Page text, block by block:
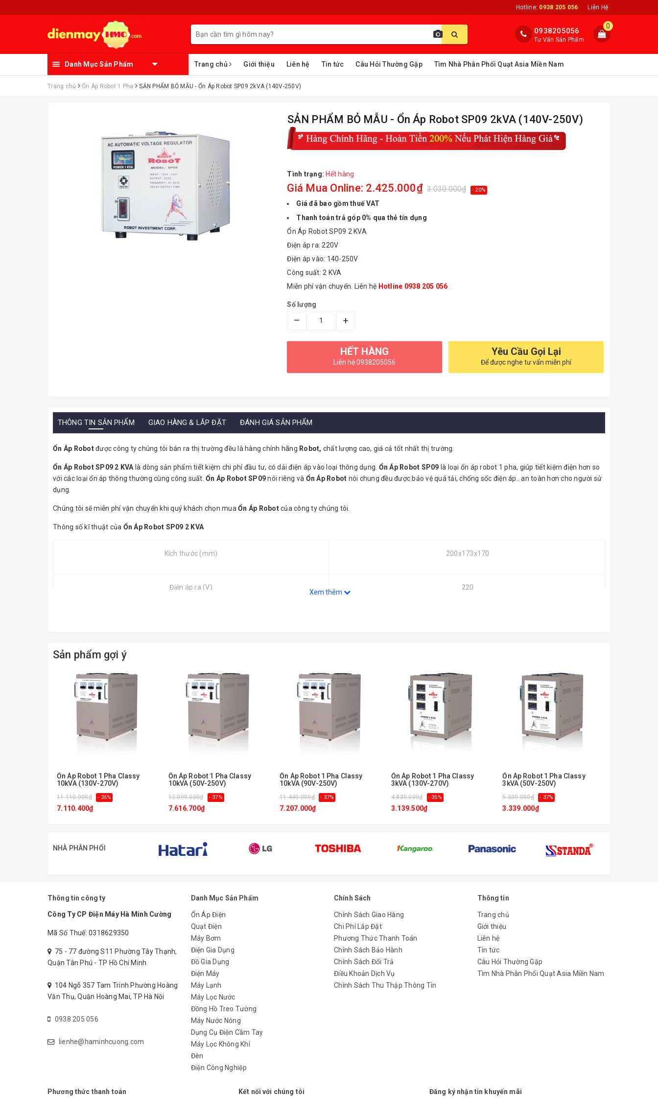
Hotline: 0938 205 056 Liên Hệ
0
0938205056
Tư Vấn Sản Phẩm
Danh Mục Sản Phẩm Trang chủ Giới thiệu Liên hệ Tin tức Câu Hỏi Thường Gặp Tìm Nhà Phân Phối Quạt Asia Miền Nam
Trang chủ Ổn Áp Robot 1 Pha ㅤSẢN PHẨM BỎ MẪU - Ổn Áp Robot SP09 2kVA (140V-250V)
ㅤSẢN PHẨM BỎ MẪU - Ổn Áp Robot SP09 2kVA (140V-250V)
Tình trạng: Hết hàng
Giá Mua Online: 2.425.000₫ 3.030.000₫ - 20%
Giá đã bao gồm thuế VAT
Thanh toán trả góp 0% qua thẻ tín dụng
Ổn Áp Robot SP09 2 KVA
Điện áp ra: 220V
Điện áp vào: 140-250V
Công suất: 2 KVA
Miễn phí vận chuyển. Liên hệ Hotline 0938 205 056
Số lượng
– +
HẾT HÀNG
Liên hệ 0938205056
Yêu Cầu Gọi Lại
Để được nghe tư vấn miễn phí
THÔNG TIN SẢN PHẨM GIAO HÀNG & LẮP ĐẶT ĐÁNH GIÁ SẢN PHẨM
Ổn Áp Robotđược công ty chúng tôi bán ra thị trường đều là hàng chính hãng Robot, chất lượng cao, giá cả tốt nhất thị trường.
Ổn Áp Robot SP09 2 KVA là dòng sản phẩm tiết kiệm chi phí đầu tư, có dải điện áp vào loại thông dụng. Ổn Áp Robot SP09 là loại ổn áp robot 1 pha, giúp tiết kiệm điện hơn so
với các loại ổn áp thông thường cùng công suất. Ổn Áp Robot SP09nói riêng và Ổn Áp Robot nói chung đều được bảo vệ quá tải, chống sốc điện áp.. an toàn hơn cho người sử
dụng.
Chúng tôi sẽ miễn phí vận chuyển khi quý khách chọn mua Ổn Áp Robotcủa công ty chúng tôi.
Thông số kĩ thuật của Ổn Áp Robot SP09 2 KVA
Kích thước (mm) 200x173x170
Điện áp ra (V) 220
Công suất (Kva)
Hotline 0938 205 056 sẽ giúp hỗ trợ tư vấn tốt nhất cho quý khách về Ổn Áp Robotmà quý khách đang quan tâm
Xem thêm
Sản phẩm gợi ý
Ổn Áp Robot 1 Pha Classy
10kVA (130V-270V)
11.110.000₫ - 36%
7.110.400₫
Ổn Áp Robot 1 Pha Classy
10kVA (50V-250V)
12.090.000₫ - 37%
7.616.700₫
Ổn Áp Robot 1 Pha Classy
10kVA (90V-250V)
11.440.000₫ - 37%
7.207.000₫
Ổn Áp Robot 1 Pha Classy
3kVA (130V-270V)
4.830.000₫ - 35%
3.139.500₫
Ổn Áp Robot 1 Pha Classy
3kVA (50V-250V)
5.300.000₫ - 37%
3.339.000₫
NHÀ PHÂN PHỐI
Thông tin công ty
Công Ty CP Điện Máy Hà Minh Cường
Mã Số Thuế: 0318629350
75 - 77 đường S11 Phường Tây Thạnh,
Quận Tân Phú - TP Hồ Chí Minh
104 Ngõ 357 Tam Trinh Phường Hoàng
Văn Thụ, Quận Hoàng Mai, TP Hà Nội
0938 205 056
lienhe@haminhcuong.com
Danh Mục Sản Phẩm
Ổn Áp Điện
Quạt Điện
Máy Bơm
Điện Gia Dụng
Đồ Gia Dụng
Điện Máy
Máy Lạnh
Máy Lọc Nước
Đồng Hồ Treo Tường
Máy Nước Nóng
Dụng Cụ Điện Cầm Tay
Máy Lọc Không Khí
Đèn
Điện Công Nghiệp
Chính Sách
Chính Sách Giao Hàng
Chi Phí Lắp Đặt
Phương Thức Thanh Toán
Chính Sách Bảo Hành
Chính Sách Đổi Trả
Điều Khoản Dịch Vụ
Chính Sách Thu Thập Thông Tin
Thông tin
Trang chủ
Giới thiệu
Liên hệ
Tin tức
Câu Hỏi Thường Gặp
Tìm Nhà Phân Phối Quạt Asia Miền Nam
Phương thức thanh toán Kết nối với chúng tôi Đăng ký nhận tin khuyến mãi